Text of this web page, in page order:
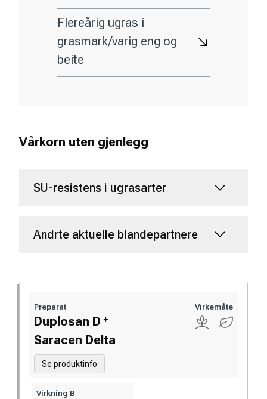
Flereårig ugras i
grasmark/varig eng og
beite
Vårkorn uten gjenlegg
SU-resistens i ugrasarter
Andrte aktuelle blandepartnere
Preparat
Duplosan D +
Saracen Delta
Se produktinfo
Virkemåte
Virkning B